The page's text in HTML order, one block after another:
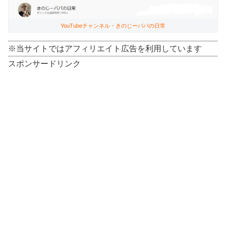
YouTubeチャンネル・きのじーパパの日常
※当サイトではアフィリエイト広告を利用しています
スポンサードリンク